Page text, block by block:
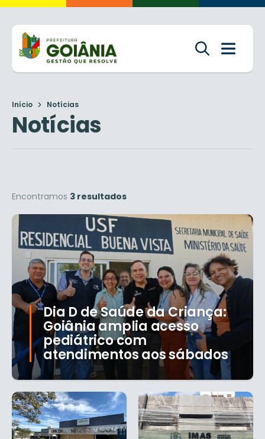
Início Notícias
Notícias
Encontramos 3 resultados
Dia D de Saúde da Criança:
Goiânia amplia acesso
pediátrico com
atendimentos aos sábados